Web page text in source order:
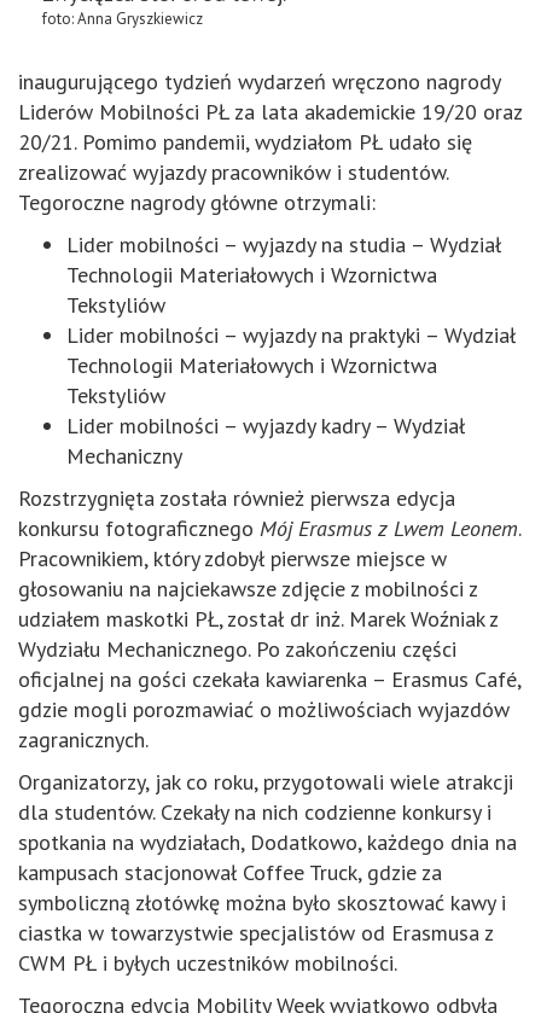
foto: Anna Gryszkiewicz
inaugurującego tydzień wydarzeń wręczono nagrody
Liderów Mobilności PŁ za lata akademickie 19/20 oraz
20/21. Pomimo pandemii, wydziałom PŁ udało się
zrealizować wyjazdy pracowników i studentów.
Tegoroczne nagrody główne otrzymali:
Lider mobilności – wyjazdy na studia – Wydział
Technologii Materiałowych i Wzornictwa
Tekstyliów
Lider mobilności – wyjazdy na praktyki – Wydział
Technologii Materiałowych i Wzornictwa
Tekstyliów
Lider mobilności – wyjazdy kadry – Wydział
Mechaniczny
Rozstrzygnięta została również pierwsza edycja
konkursu fotograficznego Mój Erasmus z Lwem Leonem.
Pracownikiem, który zdobył pierwsze miejsce w
głosowaniu na najciekawsze zdjęcie z mobilności z
udziałem maskotki PŁ, został dr inż. Marek Woźniak z
Wydziału Mechanicznego. Po zakończeniu części
oficjalnej na gości czekała kawiarenka – Erasmus Сafé,
gdzie mogli porozmawiać o możliwościach wyjazdów
zagranicznych.
Organizatorzy, jak co roku, przygotowali wiele atrakcji
dla studentów. Czekały na nich codzienne konkursy i
spotkania na wydziałach, Dodatkowo, każdego dnia na
kampusach stacjonował Coffee Truck, gdzie za
symboliczną złotówkę można było skosztować kawy i
ciastka w towarzystwie specjalistów od Erasmusa z
CWM PŁ i byłych uczestników mobilności.
Tegoroczna edycja Mobility Week wyjątkowo odbyła